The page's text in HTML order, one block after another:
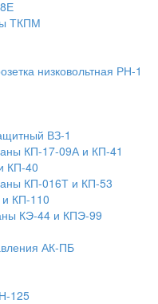
ТКПМ
низковольтная РН-1
ВЗ-1
КП-17-09А и КП-41
КП-40
КП-016Т и КП-53
КП-110
КЭ-44 и КПЭ-99
АК-ПБ
125